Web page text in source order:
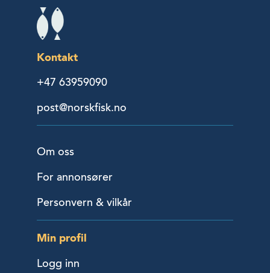
Kontakt
+47 63959090
post@norskfisk.no
Om oss
For annonsører
Personvern & vilkår
Min profil
Logg inn